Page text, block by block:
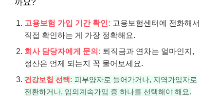
까요?
고용보험 가입 기간 확인: 고용보험센터에 전화해서
직접 확인하는 게 가장 정확해요.
회사 담당자에게 문의: 퇴직금과 연차는 얼마인지,
정산은 언제 되는지 꼭 물어보세요.
건강보험 선택: 피부양자로 들어가거나, 지역가입자로
전환하거나, 임의계속가입 중 하나를 선택해야 해요.